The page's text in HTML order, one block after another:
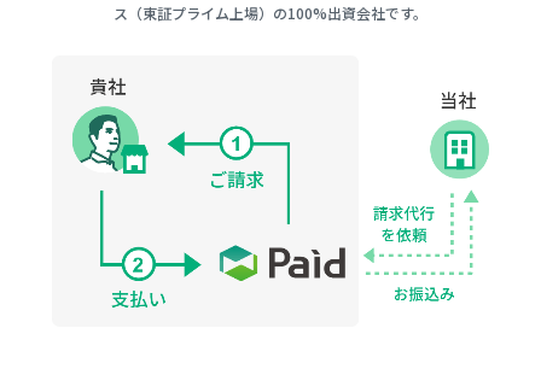
ス（東証プライム上場）の100%出資会社です。